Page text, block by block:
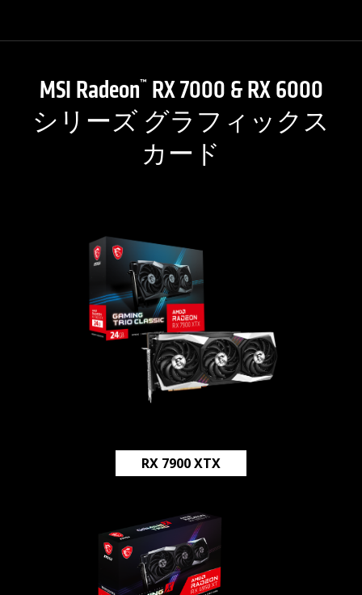
MSI Radeon™ RX 7000 & RX 6000
シリーズ グラフィックス
カード
RX 7900 XTX